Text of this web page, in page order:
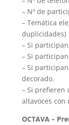
– Nº de
– Temática
duplicidades)
– Si
– Si
– Si
decorado.
– Si prefieren
altavoces con
OCTAVA –